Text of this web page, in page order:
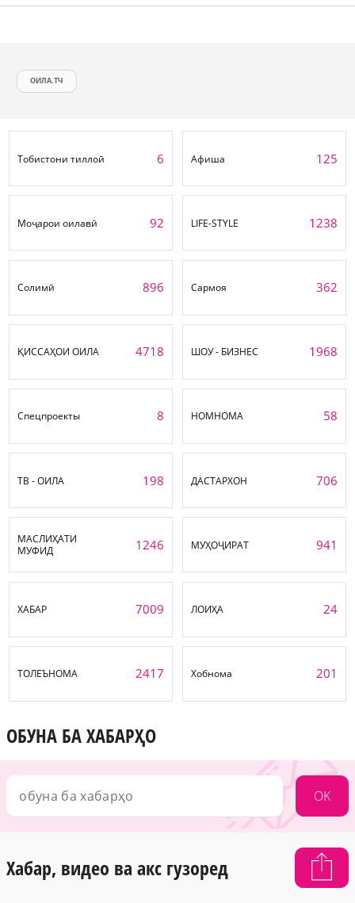
ОИЛА.ТЧ
Тобистони тиллоӣ 6 Афиша 125
Моҷарои оилавӣ 92 LIFE-STYLE 1238
Солимӣ 896 Сармоя 362
ҚИССАҲОИ ОИЛА 4718 ШОУ - БИЗНЕС 1968
Спецпроекты 8 НОМНОМА 58
ТВ - ОИЛА 198 ДАСТАРХОН 706
МАСЛИҲАТИ
МУФИД
1246 МУҲОҶИРАТ 941
ХАБАР 7009 ЛОИҲА 24
ТОЛЕЪНОМА 2417 Хобнома 201
ОБУНА БА ХАБАРҲО
OK
Хабар, видео ва акс гузоред